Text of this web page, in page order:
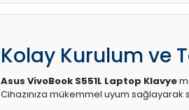
Kolay Kurulum ve
Asus VivoBook S551L Laptop Klavye
Cihazınıza mükemmel uyum